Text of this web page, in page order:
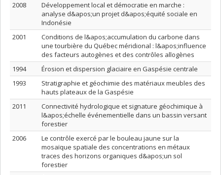
2008
Développement local et démocratie en marche :
analyse d&apos;un projet d&apos;équité sociale en
Indonésie
2001
Conditions de l&apos;accumulation du carbone dans
une tourbière du Québec méridional : l&apos;influence
des facteurs autogènes et des contrôles allogènes
1994
Érosion et dispersion glaciaire en Gaspésie centrale
1993
Stratigraphie et géochimie des matériaux meubles des
hauts plateaux de la Gaspésie
2011
Connectivité hydrologique et signature géochimique à
l&apos;échelle événementielle dans un bassin versant
forestier
2006
Le contrôle exercé par le bouleau jaune sur la
mosaïque spatiale des concentrations en métaux
traces des horizons organiques d&apos;un sol
forestier